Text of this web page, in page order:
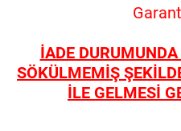
İADE
SÖKÜLMEMİŞ
İLE GELMESİ